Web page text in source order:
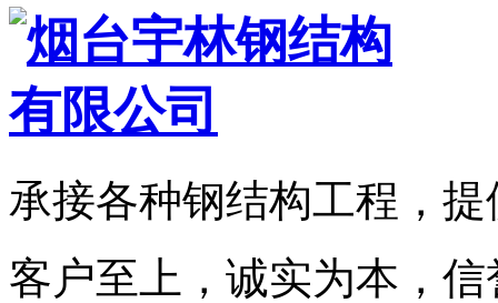
承接各种钢结构工程，
客户至上，诚实为本，信